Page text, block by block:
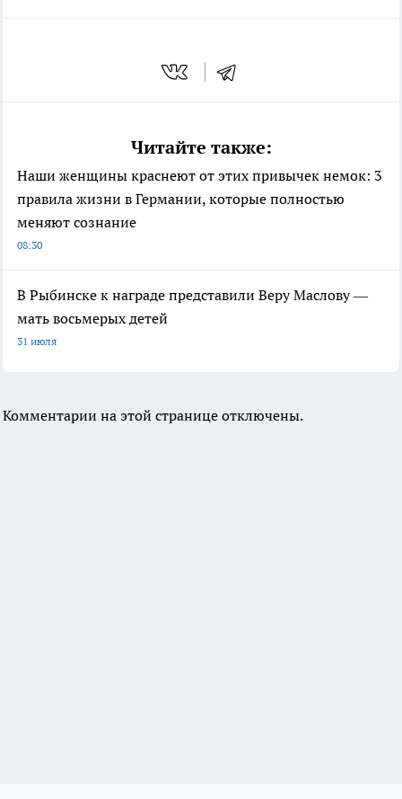
Читайте также:
Наши женщины краснеют от этих привычек немок: 3
правила жизни в Германии, которые полностью
меняют сознание
08:30
В Рыбинске к награде представили Веру Маслову —
мать восьмерых детей
31 июля
Комментарии на этой странице отключены.